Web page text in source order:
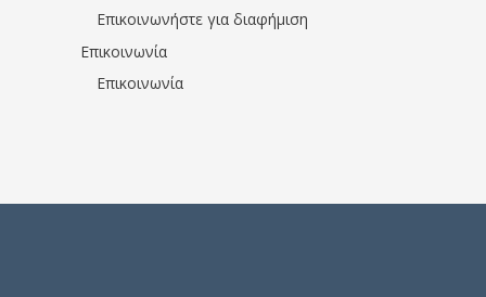
Επικοινωνήστε για διαφήμιση
Επικοινωνία
Επικοινωνία